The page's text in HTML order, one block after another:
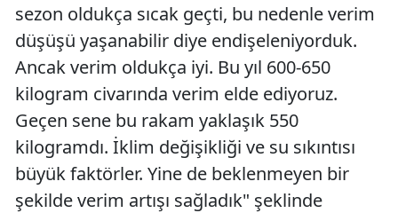
sezon oldukça sıcak geçti, bu nedenle verim
düşüşü yaşanabilir diye endişeleniyorduk.
Ancak verim oldukça iyi. Bu yıl 600-650
kilogram civarında verim elde ediyoruz.
Geçen sene bu rakam yaklaşık 550
kilogramdı. İklim değişikliği ve su sıkıntısı
büyük faktörler. Yine de beklenmeyen bir
şekilde verim artışı sağladık" şeklinde